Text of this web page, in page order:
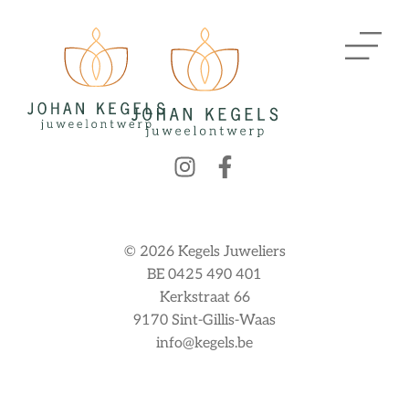
© 2026 Kegels Juweliers
BE 0425 490 401
Kerkstraat 66
9170 Sint-Gillis-Waas
info@kegels.be